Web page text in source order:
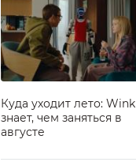
Куда уходит лето: Wink
знает, чем заняться в
августе